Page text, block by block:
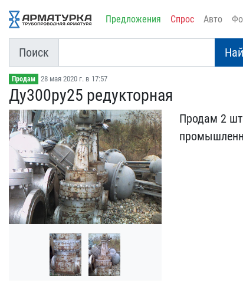
Предложения Спрос Авто
Поиск
Продам 28 мая 2020 г. в 17:57
Ду300ру25 редукторная
Продам 2 шт